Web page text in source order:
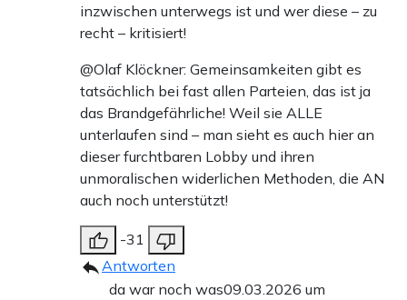
inzwischen unterwegs ist und wer diese – zu
recht – kritisiert!
@Olaf Klöckner: Gemeinsamkeiten gibt es
tatsächlich bei fast allen Parteien, das ist ja
das Brandgefährliche! Weil sie ALLE
unterlaufen sind – man sieht es auch hier an
dieser furchtbaren Lobby und ihren
unmoralischen widerlichen Methoden, die AN
auch noch unterstützt!
-31
Antworten
da war noch was09.03.2026 um